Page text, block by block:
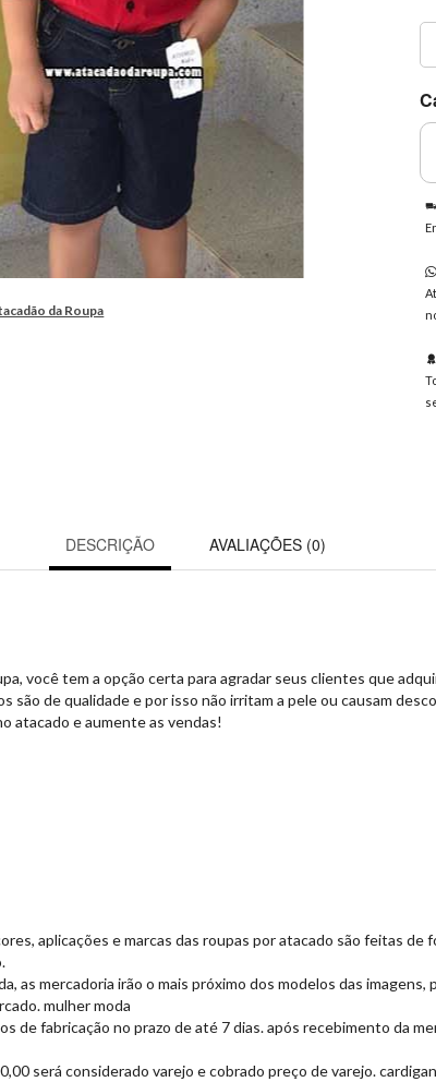
da Roupa
DESCRIÇÃO AVALIAÇÕES (0)
você tem a opção certa para agradar seus clientes que
são de qualidade e por isso não irritam a pele ou causam
atacado e aumente as vendas!
aplicações e marcas das roupas por atacado são feitas
as mercadoria irão o mais próximo dos modelos das
mulher moda
de fabricação no prazo de até 7 dias. após recebimento da
será considerado varejo e cobrado preço de varejo.